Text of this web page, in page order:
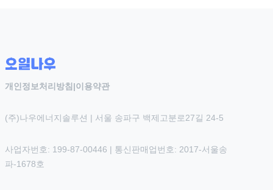
개인정보처리방침 |이용약관
(주)나우에너지솔루션 | 서울 송파구 백제고분로27길 24-5
사업자번호: 199-87-00446 | 통신판매업번호: 2017-서울송
파-1678호